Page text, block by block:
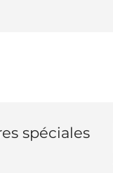
spéciales